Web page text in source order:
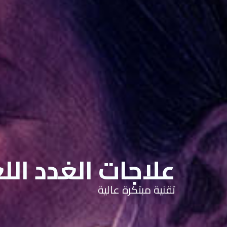
علاجات الغدد
تقنية مبتكرة عالية